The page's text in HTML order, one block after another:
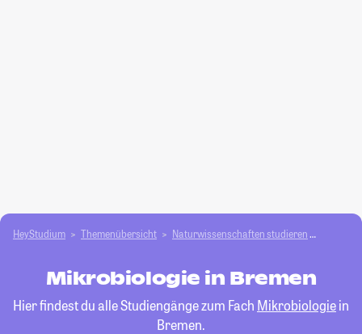
HeyStudium Themenübersicht Natur­wissenschaften studieren
Mikrobiologie in Bremen
Hier findest du alle Studiengänge zum Fach Mikrobiologiein
Bremen.